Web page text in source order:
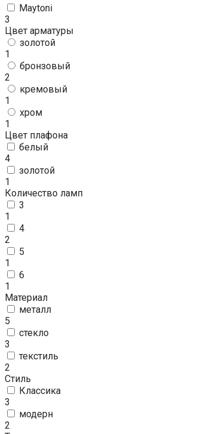
Maytoni
3
Цвет арматуры
золотой
1
бронзовый
2
кремовый
1
хром
1
Цвет плафона
белый
4
золотой
1
Количество ламп
3
1
4
2
5
1
6
1
Материал
металл
5
стекло
3
текстиль
2
Стиль
Классика
3
модерн
2